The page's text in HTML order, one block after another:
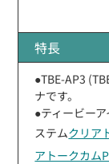
特長
●TBE-AP3
ナです。
●ティービー
ステムクリア
アトークカム